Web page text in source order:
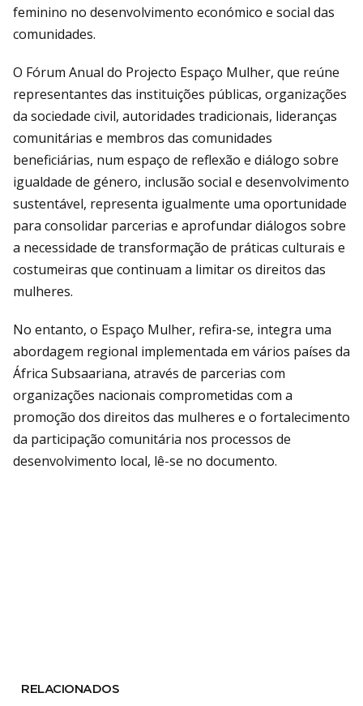
feminino no desenvolvimento económico e social das
comunidades.
O Fórum Anual do Projecto Espaço Mulher, que reúne
representantes das instituições públicas, organizações
da sociedade civil, autoridades tradicionais, lideranças
comunitárias e membros das comunidades
beneficiárias, num espaço de reflexão e diálogo sobre
igualdade de género, inclusão social e desenvolvimento
sustentável, representa igualmente uma oportunidade
para consolidar parcerias e aprofundar diálogos sobre
a necessidade de transformação de práticas culturais e
costumeiras que continuam a limitar os direitos das
mulheres.
No entanto, o Espaço Mulher, refira-se, integra uma
abordagem regional implementada em vários países da
África Subsaariana, através de parcerias com
organizações nacionais comprometidas com a
promoção dos direitos das mulheres e o fortalecimento
da participação comunitária nos processos de
desenvolvimento local, lê-se no documento.
RELACIONADOS